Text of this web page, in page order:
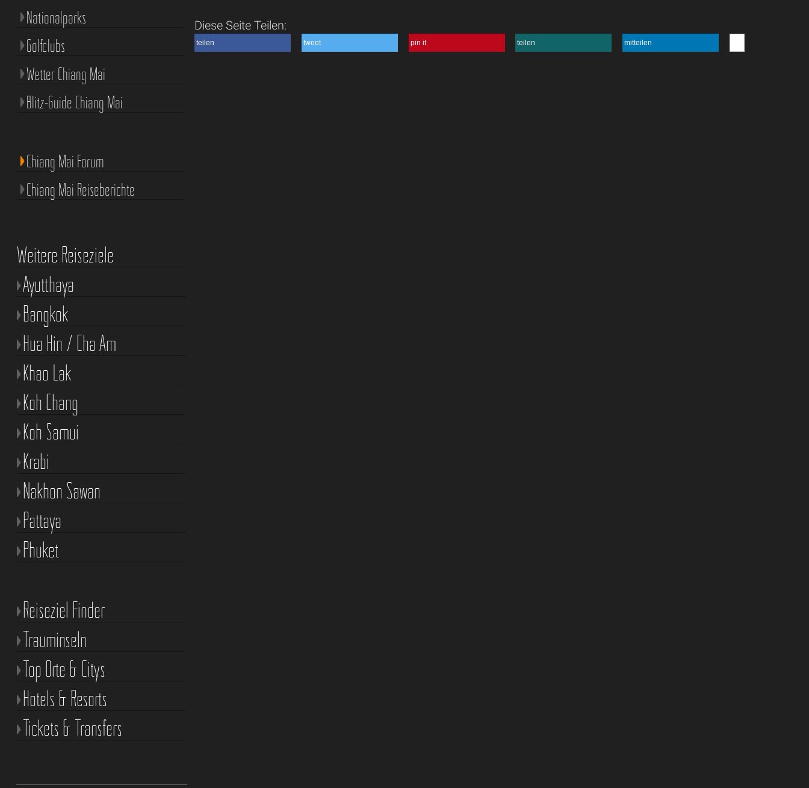
Diese Seite Teilen:
teilen tweet pin it teilen mitteilen
Nationalparks
Golfclubs
Wetter Chiang Mai
Blitz-Guide Chiang Mai
Chiang Mai Forum
Chiang Mai Reiseberichte
Weitere Reiseziele
Ayutthaya
Bangkok
Hua Hin / Cha Am
Khao Lak
Koh Chang
Koh Samui
Krabi
Nakhon Sawan
Pattaya
Phuket
Reiseziel Finder
Trauminseln
Top Orte & Citys
Hotels & Resorts
Tickets & Transfers